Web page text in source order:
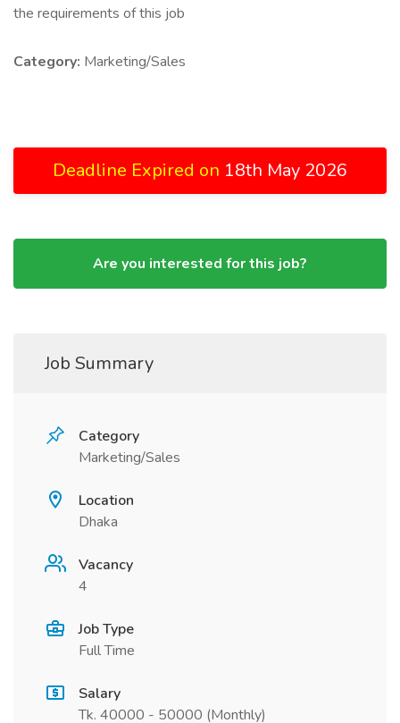
the requirements of this job
Category: Marketing/Sales
Deadline Expired on 18th May 2026
Are you interested for this job?
Job Summary
Category
Marketing/Sales
Location
Dhaka
Vacancy
4
Job Type
Full Time
Salary
Tk. 40000 - 50000 (Monthly)